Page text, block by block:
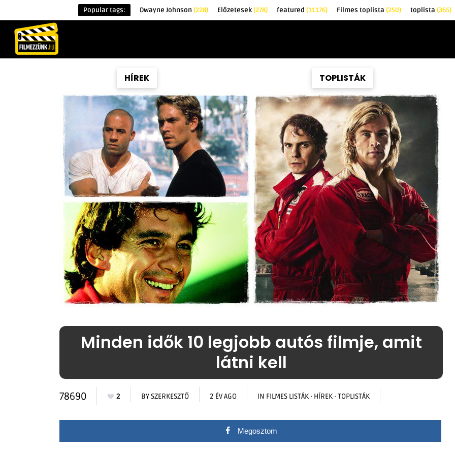
Popular tags: Dwayne Johnson (228) Előzetesek(278) featured (11176) Filmes toplista (250) toplista (365)
HÍREK TOPLISTÁK
Minden idők 10 legjobb autós filmje, amit
látni kell
78690 2 BYSZERKESZTŐ 2 ÉV AGO IN FILMES LISTÁK · HÍREK · TOPLISTÁK
Megosztom